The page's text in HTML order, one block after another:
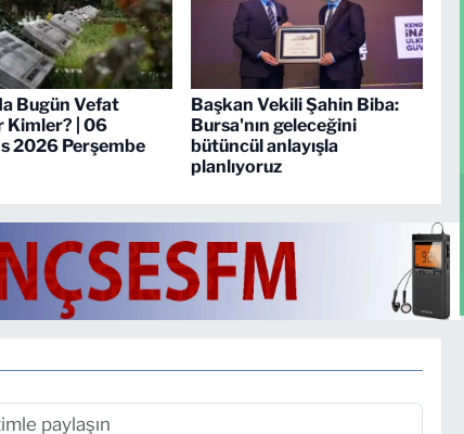
Bugün Vefat
Kimler? | 06
2026 Perşembe
Başkan Vekili Şahin Biba:
Bursa'nın geleceğini
bütüncül anlayışla
planlıyoruz